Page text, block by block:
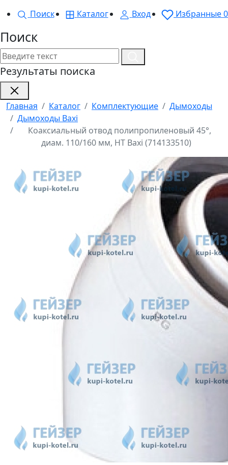
Поиск
Каталог Вход Избранные0
Поиск
Результаты поиска
Главная Каталог Комплектующие
Дымоходы
Дымоходы Baxi
Коаксиальный отвод полипропиленовый 45°,
диам. 110/160 мм, HT Baxi (714133510)